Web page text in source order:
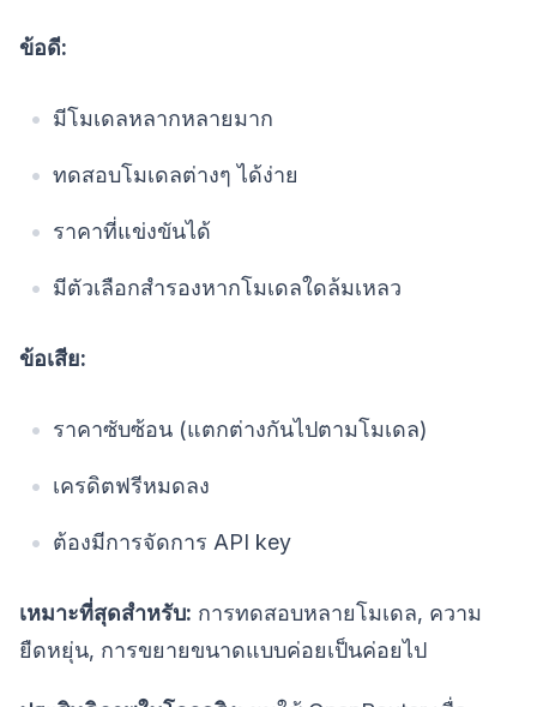
ข้อดี:
มีโมเดลหลากหลายมาก
ทดสอบโมเดลต่างๆ ได้ง่าย
ราคาที่แข่งขันได้
มีตัวเลือกสำรองหากโมเดลใดล้มเหลว
ข้อเสีย:
ราคาซับซ้อน (แตกต่างกันไปตามโมเดล)
เครดิตฟรีหมดลง
ต้องมีการจัดการ API key
เหมาะที่สุดสำหรับ: การทดสอบหลายโมเดล, ความ
ยืดหยุ่น, การขยายขนาดแบบค่อยเป็นค่อยไป